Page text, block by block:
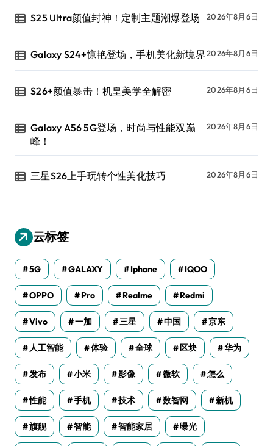
S25 Ultra颜值封神！定制主题潮爆登场 2026年8月6日
Galaxy S24+惊艳登场，手机美化新境界2026年8月6日
S26+颜值暴击！机皇美学全解密 2026年8月6日
Galaxy A56 5G登场，时尚与性能双巅
峰！
2026年8月6日
三星S26上手玩转个性美化技巧 2026年8月6日
云标签
5G GALAXY Iphone IQOO
OPPO Pro Realme Redmi
Vivo 一加 三星 中国 京东
人工智能 体验 全球 区块 华为
发布 小米 影像 微软 怎么
性能 手机 技术 数智网 新机
旗舰 智能 智能家居 曝光